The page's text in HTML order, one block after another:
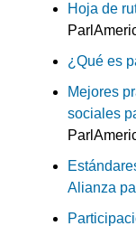
Hoja de
¿Qué es
Mejores
sociales
Alianza